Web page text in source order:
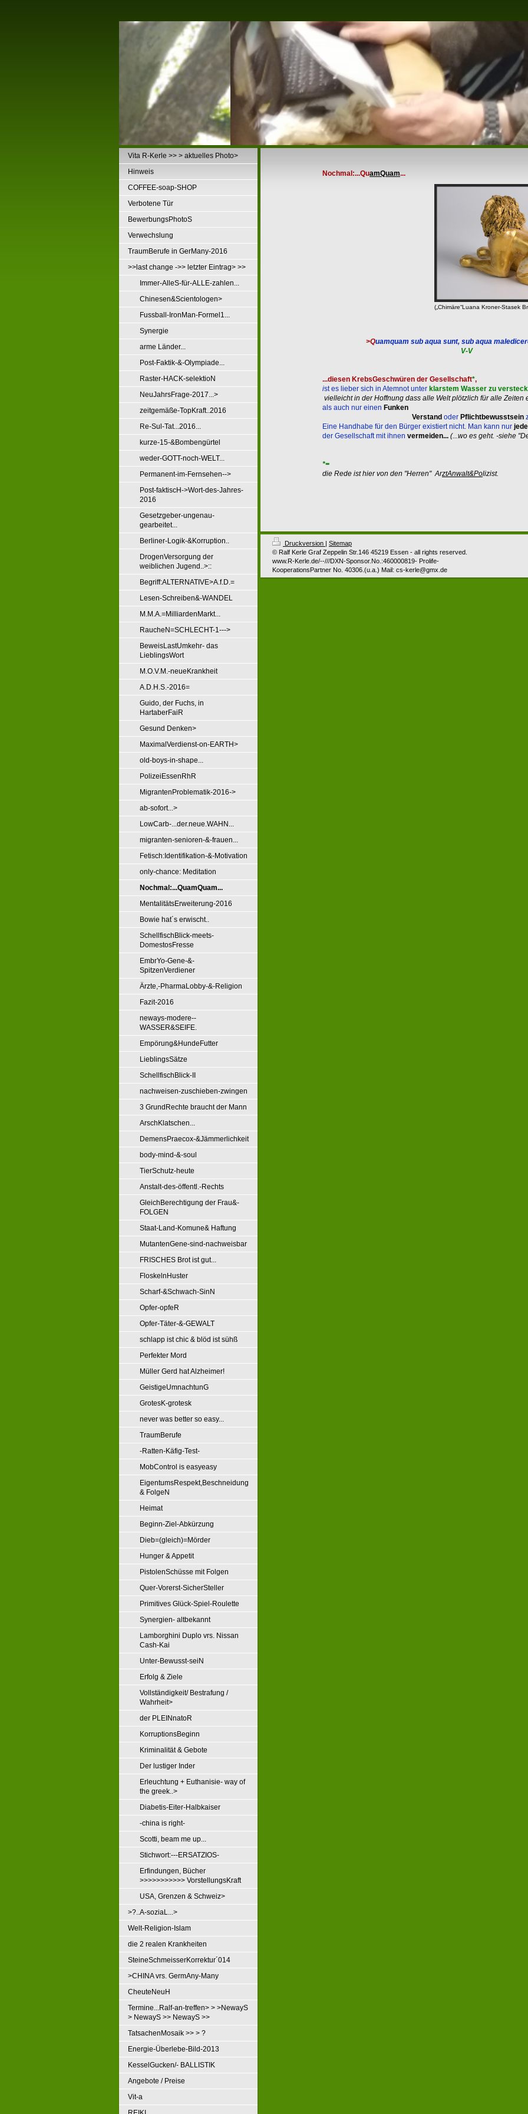
Vita R-Kerle >> > aktuelles Photo>
Hinweis
COFFEE-soap-SHOP
Verbotene Tür
BewerbungsPhotoS
Verwechslung
TraumBerufe in GerMany-2016
>>last change ->> letzter Eintrag> >>
Immer-AlleS-für-ALLE-zahlen...
Chinesen&Scientologen>
Fussball-IronMan-Formel1...
Synergie
arme Länder...
Post-Faktik-&-Olympiade...
Raster-HACK-selektioN
NeuJahrsFrage-2017...>
zeitgemäße-TopKraft..2016
Re-Sul-Tat...2016...
kurze-15-&Bombengürtel
weder-GOTT-noch-WELT...
Permanent-im-Fernsehen-->
Post-faktiscH->Wort-des-Jahres-
2016
Gesetzgeber-ungenau-
gearbeitet...
Berliner-Logik-&Korruption..
DrogenVersorgung der
weiblichen Jugend..>::
Begriff:ALTERNATIVE>A.f.D.=
Lesen-Schreiben&-WANDEL
M.M.A.=MilliardenMarkt...
RaucheN=SCHLECHT-1--->
BeweisLastUmkehr- das
LieblingsWort
M.O.V.M.-neueKrankheit
A.D.H.S.-2016=
Guido, der Fuchs, in
HartaberFaiR
Gesund Denken>
MaximalVerdienst-on-EARTH>
old-boys-in-shape...
PolizeiEssenRhR
MigrantenProblematik-2016->
ab-sofort...>
LowCarb-...der.neue.WAHN...
migranten-senioren-&-frauen...
Fetisch:Identifikation-&-Motivation
only-chance: Meditation
Nochmal:...QuamQuam...
MentalitätsErweiterung-2016
Bowie hat´s erwischt..
SchellfischBlick-meets-
DomestosFresse
EmbrYo-Gene-&-
SpitzenVerdiener
Ärzte,-PharmaLobby-&-Religion
Fazit-2016
neways-modere--
WASSER&SEIFE.
Empörung&HundeFutter
LieblingsSätze
SchellfischBlick-II
nachweisen-zuschieben-zwingen
3 GrundRechte braucht der Mann
ArschKlatschen...
DemensPraecox-&Jämmerlichkeit
body-mind-&-soul
TierSchutz-heute
Anstalt-des-öffentl.-Rechts
GleichBerechtigung der Frau&-
FOLGEN
Staat-Land-Komune& Haftung
MutantenGene-sind-nachweisbar
FRISCHES Brot ist gut...
FloskelnHuster
Scharf-&Schwach-SinN
Opfer-opfeR
Opfer-Täter-&-GEWALT
schlapp ist chic & blöd ist sühß
Perfekter Mord
Müller Gerd hat Alzheimer!
GeistigeUmnachtunG
GrotesK-grotesk
never was better so easy...
TraumBerufe
-Ratten-Käfig-Test-
MobControl is easyeasy
EigentumsRespekt,Beschneidung
& FolgeN
Heimat
Beginn-Ziel-Abkürzung
Dieb=(gleich)=Mörder
Hunger & Appetit
PistolenSchüsse mit Folgen
Quer-Vorerst-SicherSteller
Primitives Glück-Spiel-Roulette
Synergien- altbekannt
Lamborghini Duplo vrs. Nissan
Cash-Kai
Unter-Bewusst-seiN
Erfolg & Ziele
Vollständigkeit/ Bestrafung /
Wahrheit>
der PLEINnatoR
KorruptionsBeginn
Kriminalität & Gebote
Der lustiger Inder
Erleuchtung + Euthanisie- way of
the greek..>
Diabetis-Eiter-Halbkaiser
-china is right-
Scotti, beam me up...
Stichwort:---ERSATZIOS-
Erfindungen, Bücher
>>>>>>>>>>> VorstellungsKraft
USA, Grenzen & Schweiz>
>?..A-soziaL...>
Welt-Religion-Islam
die 2 realen Krankheiten
SteineSchmeisserKorrektur´014
>CHINA vrs. GermAny-Many
CheuteNeuH
Termine...Ralf-an-treffen> > >NewayS
> NewayS >> NewayS >>
TatsachenMosaik >> > ?
Energie-Überlebe-Bild-2013
KesselGucken/- BALLISTIK
Angebote / Preise
Vit-a
Nochmal:...QuamQuam...
(„Chimäre“Luana Kroner-Stasek
>Quamquam sub aqua sunt, sub aqua
V-V
...diesen KrebsGeschwüren der Gesellschaft*,
ist es lieber sich in Atemnot unter klarstem Wasser zu
vielleicht in derHoffnung dass alle Welt plötzlich für alle Zeiten
als auch nur einen Funken
Verstand oder Pflichtbewusstsein
Eine Handhabe für den Bürger existiert nicht. Man kann nur
der Gesellschaft mit ihnen vermeiden... (...wo es geht. -siehe
*=
die Rede ist hier von den "Herren" ArztAnwalt&Polizist.
Druckversion | Sitemap
© Ralf Kerle Graf Zeppelin Str.146 45219 Essen - all rights reserved.
www.R-Kerle.de/--///DXN-Sponsor.No.:460000819- Prolife-
KooperationsPartner No. 40306.(u.a.) Mail: cs-kerle@gmx.de